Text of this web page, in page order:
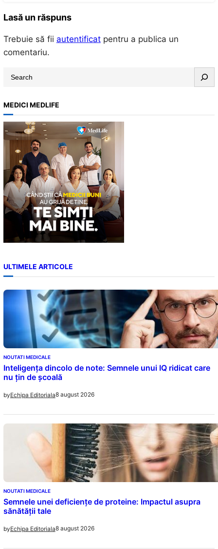
Lasă un răspuns
Trebuie să fii autentificatpentru a publica un
comentariu.
a
r
c
h
MEDICI MEDLIFE
ULTIMELE ARTICOLE
NOUTATI MEDICALE
Inteligența dincolo de note: Semnele unui IQ ridicat care
nu țin de școală
byEchipa Editoriala8 august 2026
NOUTATI MEDICALE
Semnele unei deficiențe de proteine: Impactul asupra
sănătății tale
byEchipa Editoriala8 august 2026